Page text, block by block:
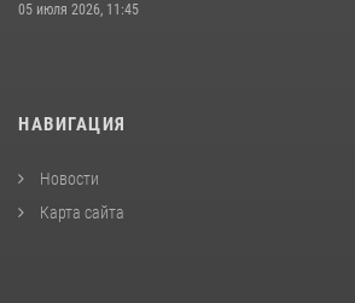
05 июля 2026, 11:45
НАВИГАЦИЯ
Новости
Карта сайта